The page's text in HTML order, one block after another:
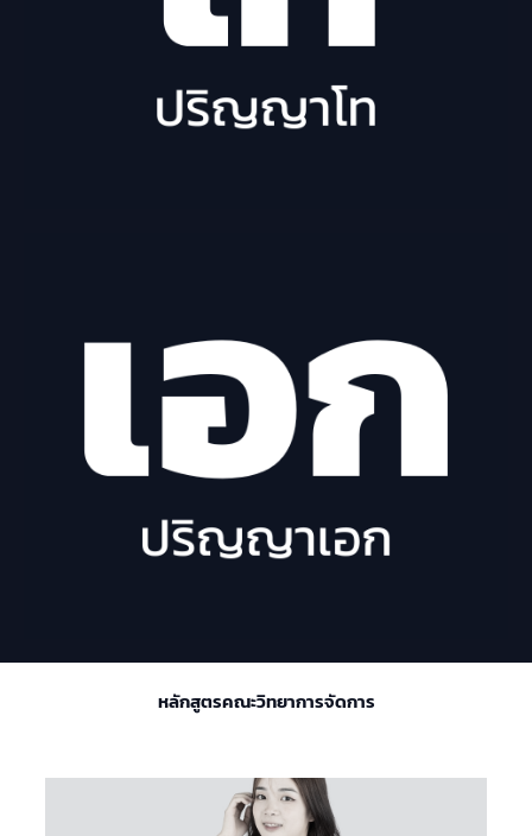
หลักสูตรคณะวิทยาการจัดการ